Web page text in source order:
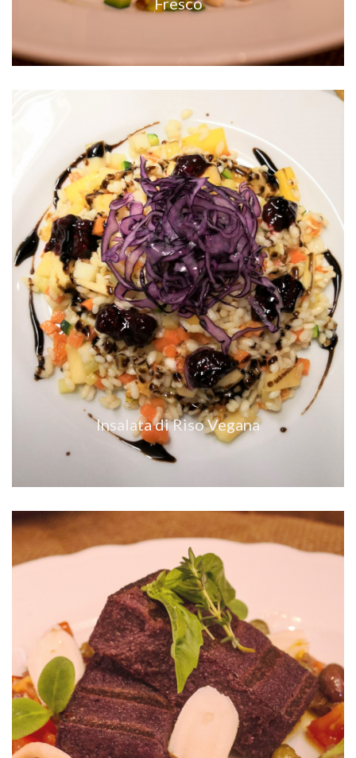
Insalata di Riso Vegana
VEDI RICETTA